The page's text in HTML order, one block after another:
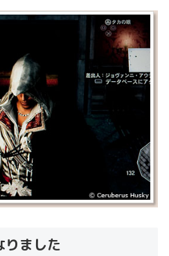
りました